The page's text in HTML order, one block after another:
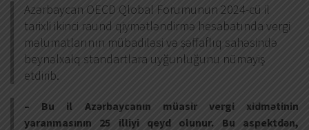
Azərbaycan OECD Qlobal Forumunun 2024-cü il
tarixli ikinci raund qiymətləndirmə hesabatında vergi
məlumatlarının mübadiləsi və şəffaflıq sahəsində
beynəlxalq standartlara uyğunluğunu nümayiş
etdirib.
– Bu il Azərbaycanın müasir vergi xidmətinin
yaranmasının 25 illiyi qeyd olunur. Bu aspektdən,